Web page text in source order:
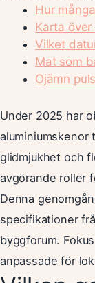
Hur
Karta
Vilket
Mat som
Ojämn
Under 2025 har
aluminiumskenor
glidmjukhet och
avgörande roller
Denna
specifikationer
byggforum.
anpassade för